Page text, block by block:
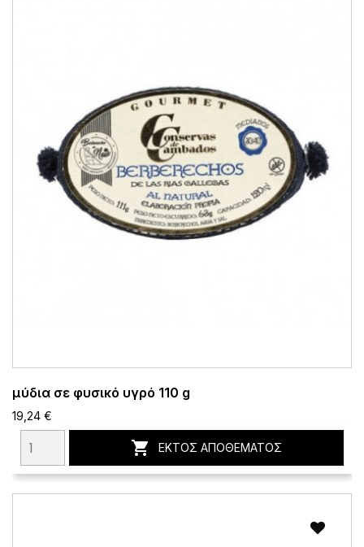
μύδια σε φυσικό υγρό 110 g
19,24 €
 ΕΚΤΌΣ ΑΠΟΘΈΜΑΤΟΣ